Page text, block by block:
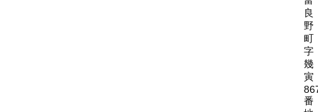
良
野
町
字
幾
寅
番